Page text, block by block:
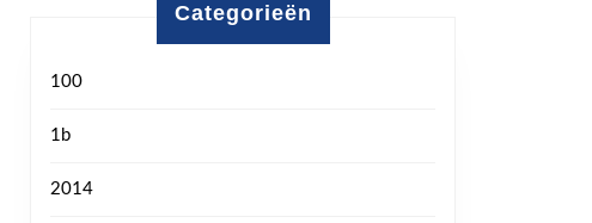
Categorieën
100
1b
2014